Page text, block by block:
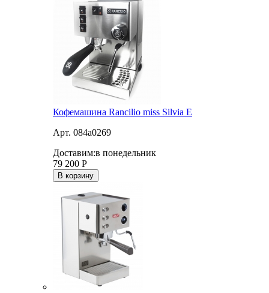
Кофемашина Rancilio miss Silvia E
Арт. 084a0269
Доставим:в понедельник
79 200 Р
В корзину